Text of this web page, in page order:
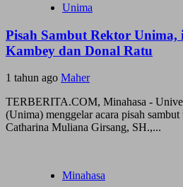
Unima
Pisah Sambut Rektor Unima,
Kambey dan Donal Ratu
1 tahun ago Maher
TERBERITA.COM, Minahasa -
(Unima) menggelar acara pisah
Catharina Muliana Girsang, SH.,...
Minahasa